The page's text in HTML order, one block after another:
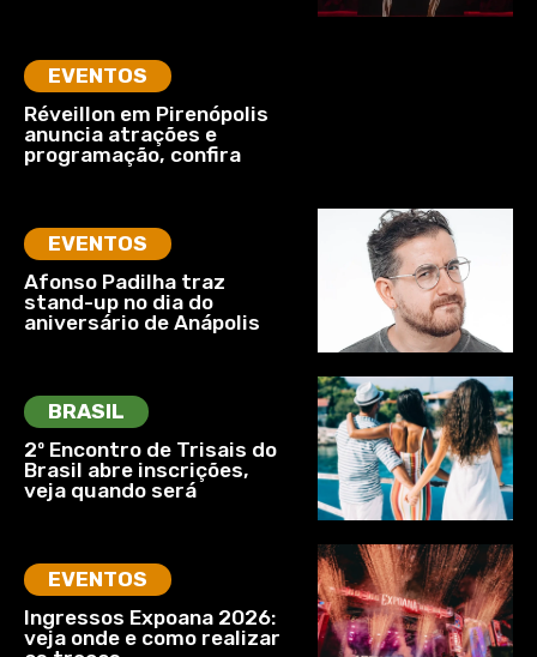
EVENTOS
Réveillon em Pirenópolis
anuncia atrações e
programação, confira
EVENTOS
Afonso Padilha traz
stand-up no dia do
aniversário de Anápolis
BRASIL
2º Encontro de Trisais do
Brasil abre inscrições,
veja quando será
EVENTOS
Ingressos Expoana 2026:
veja onde e como realizar